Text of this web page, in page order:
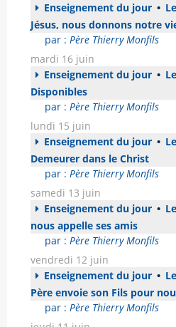
Enseignement du jour •
Jésus, nous donnons notre
par : Père Thierry Monfils
mardi 16 juin
Enseignement du jour •
Disponibles
par : Père Thierry Monfils
lundi 15 juin
Enseignement du jour •
Demeurer dans le Christ
par : Père Thierry Monfils
samedi 13 juin
Enseignement du jour •
nous appelle ses amis
par : Père Thierry Monfils
vendredi 12 juin
Enseignement du jour •
Père envoie son Fils pour
par : Père Thierry Monfils